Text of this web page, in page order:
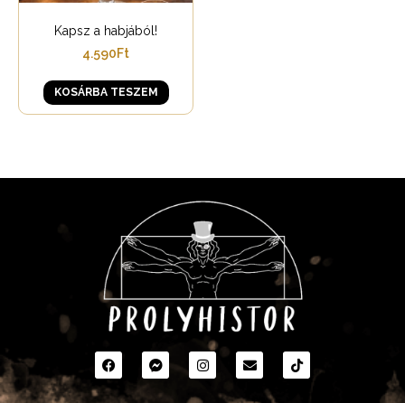
Kapsz a habjából!
4.590Ft
KOSÁRBA TESZEM